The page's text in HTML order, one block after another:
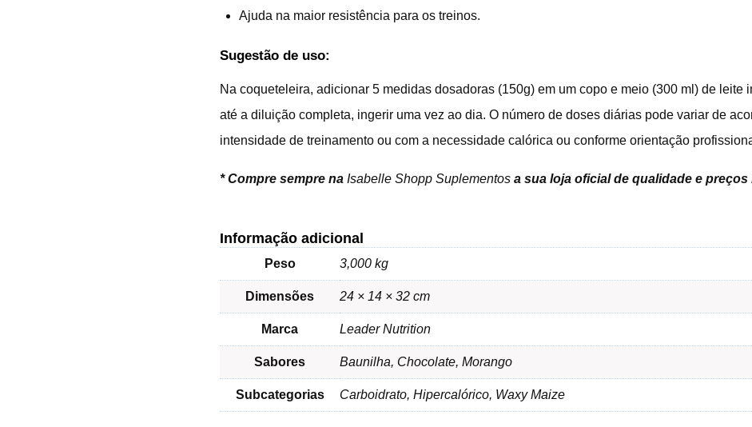
Ajuda na maior resistência para os treinos.
Sugestão de uso:
Na coqueteleira, adicionar 5 medidas dosadoras (150g) em um copo e meio (300 ml) de leite
até a diluição completa, ingerir uma vez ao dia. O número de doses diárias pode variar de
intensidade de treinamento ou com a necessidade calórica ou conforme orientação
*Compre sempre na Isabelle Shopp Suplementos a sua loja oficial de qualidade e preços
Informação adicional
Peso 3,000 kg
Dimensões 24 × 14 × 32 cm
Marca Leader Nutrition
Sabores Baunilha, Chocolate, Morango
Subcategorias Carboidrato, Hipercalórico, Waxy Maize